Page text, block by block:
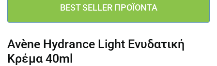
BEST SELLER ΠΡΟΪΟΝΤΑ
Avène Hydrance Light Ενυδατική
Κρέμα 40ml